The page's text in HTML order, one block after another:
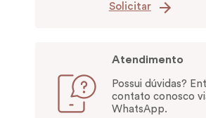
Solicitar
Atendimento
Possui dúvidas?
contato conosco
WhatsApp.